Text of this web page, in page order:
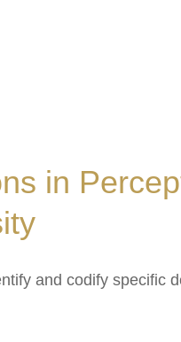
in
and codify specific